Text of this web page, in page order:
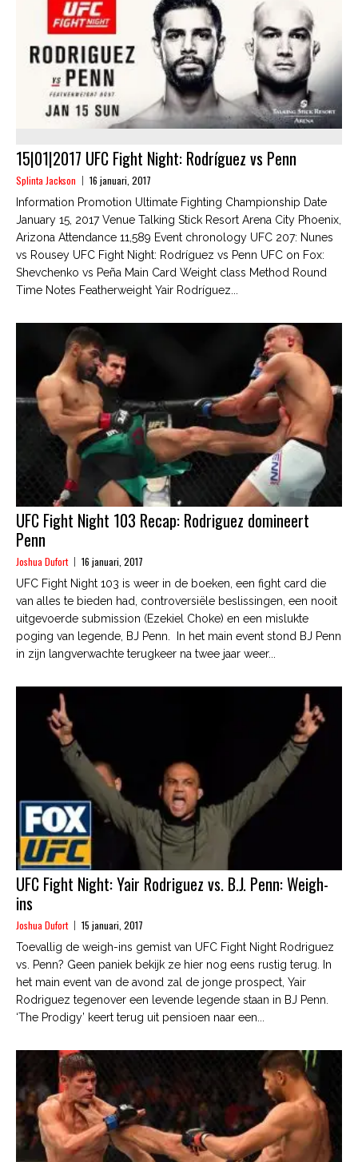
15|01|2017 UFC Fight Night: Rodríguez vs Penn
Splinta Jackson 16 januari, 2017
Information Promotion Ultimate Fighting Championship Date
January 15, 2017 Venue Talking Stick Resort Arena City Phoenix,
Arizona Attendance 11,589 Event chronology UFC 207: Nunes
vs Rousey UFC Fight Night: Rodríguez vs Penn UFC on Fox:
Shevchenko vs Peña Main Card Weight class Method Round
Time Notes Featherweight Yair Rodríguez...
UFC Fight Night 103 Recap: Rodriguez domineert
Penn
Joshua Dufort 16 januari, 2017
UFC Fight Night 103 is weer in de boeken, een fight card die
van alles te bieden had, controversiële beslissingen, een nooit
uitgevoerde submission (Ezekiel Choke) en een mislukte
poging van legende, BJ Penn. In het main event stond BJ Penn
in zijn langverwachte terugkeer na twee jaar weer...
UFC Fight Night: Yair Rodriguez vs. B.J. Penn: Weigh-
ins
Joshua Dufort 15 januari, 2017
Toevallig de weigh-ins gemist van UFC Fight Night Rodriguez
vs. Penn? Geen paniek bekijk ze hier nog eens rustig terug. In
het main event van de avond zal de jonge prospect, Yair
Rodriguez tegenover een levende legende staan in BJ Penn.
‘The Prodigy’ keert terug uit pensioen naar een...